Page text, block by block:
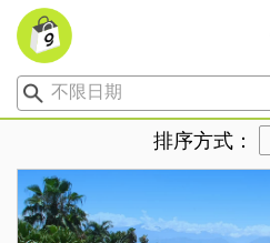
不限日期
排序方式：